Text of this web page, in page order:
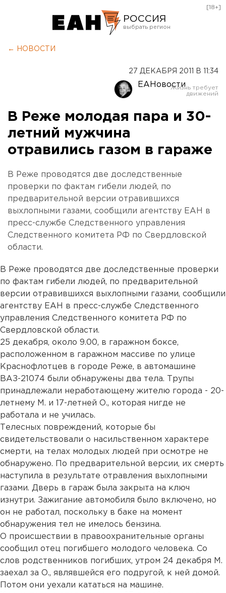
РОССИЯ
Оренбург
[18+]
← НОВОСТИ
27 ДЕКАБРЯ 2011 В 11:34
ЕАНовости
В Реже молодая пара и 30-
летний мужчина
отравились газом в гараже
В Реже проводятся две доследственные
проверки по фактам гибели людей, по
предварительной версии отравившихся
выхлопными газами, сообщили агентству ЕАН в
пресс-службе Следственного управления
Следственного комитета РФ по Свердловской
области.
В Реже проводятся две доследственные проверки
по фактам гибели людей, по предварительной
версии отравившихся выхлопными газами, сообщили
агентству ЕАН в пресс-службе Следственного
управления Следственного комитета РФ по
Свердловской области.
25 декабря, около 9.00, в гаражном боксе,
расположенном в гаражном массиве по улице
Краснофлотцев в городе Реже, в автомашине
ВАЗ-21074 были обнаружены два тела. Трупы
принадлежали неработающему жителю города - 20-
летнему М. и 17-летней О., которая нигде не
работала и не училась.
Телесных повреждений, которые бы
свидетельствовали о насильственном характере
смерти, на телах молодых людей при осмотре не
обнаружено. По предварительной версии, их смерть
наступила в результате отравления выхлопными
газами. Дверь в гараж была закрыта на ключ
изнутри. Зажигание автомобиля было включено, но
он не работал, поскольку в баке на момент
обнаружения тел не имелось бензина.
О происшествии в правоохранительные органы
сообщил отец погибшего молодого человека. Со
слов родственников погибших, утром 24 декабря М.
заехал за О., являвшейся его подругой, к ней домой.
Потом они уехали кататься на машине.